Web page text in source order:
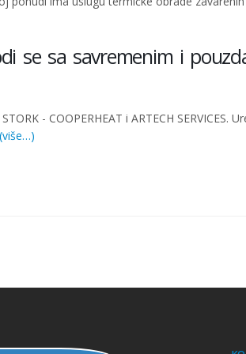
se sa savremenim i
- COOPERHEAT i ARTECH SERVICES.
(više…)